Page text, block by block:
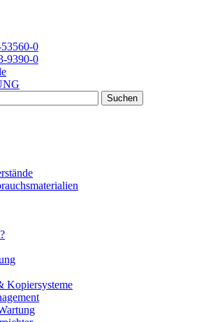
0
9390-0
Kopiersysteme